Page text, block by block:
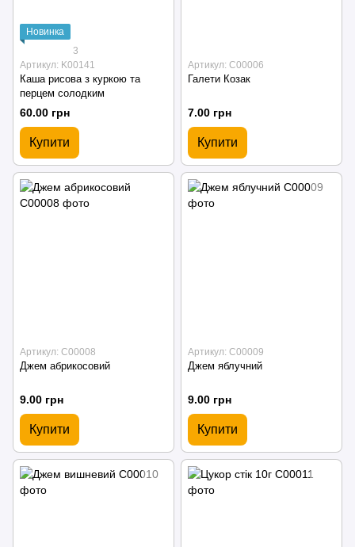
Новинка
3
Артикул: K00141
Каша рисова з куркою та
перцем солодким
60.00 грн
Купити
Артикул: С00006
Галети Козак
7.00 грн
Купити
Артикул: С00008
Джем абрикосовий
9.00 грн
Купити
Артикул: С00009
Джем яблучний
9.00 грн
Купити